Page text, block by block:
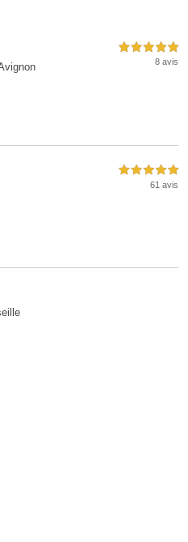
5,0 étoiles sur 5
8 avis
5,0 étoiles sur 5
61 avis